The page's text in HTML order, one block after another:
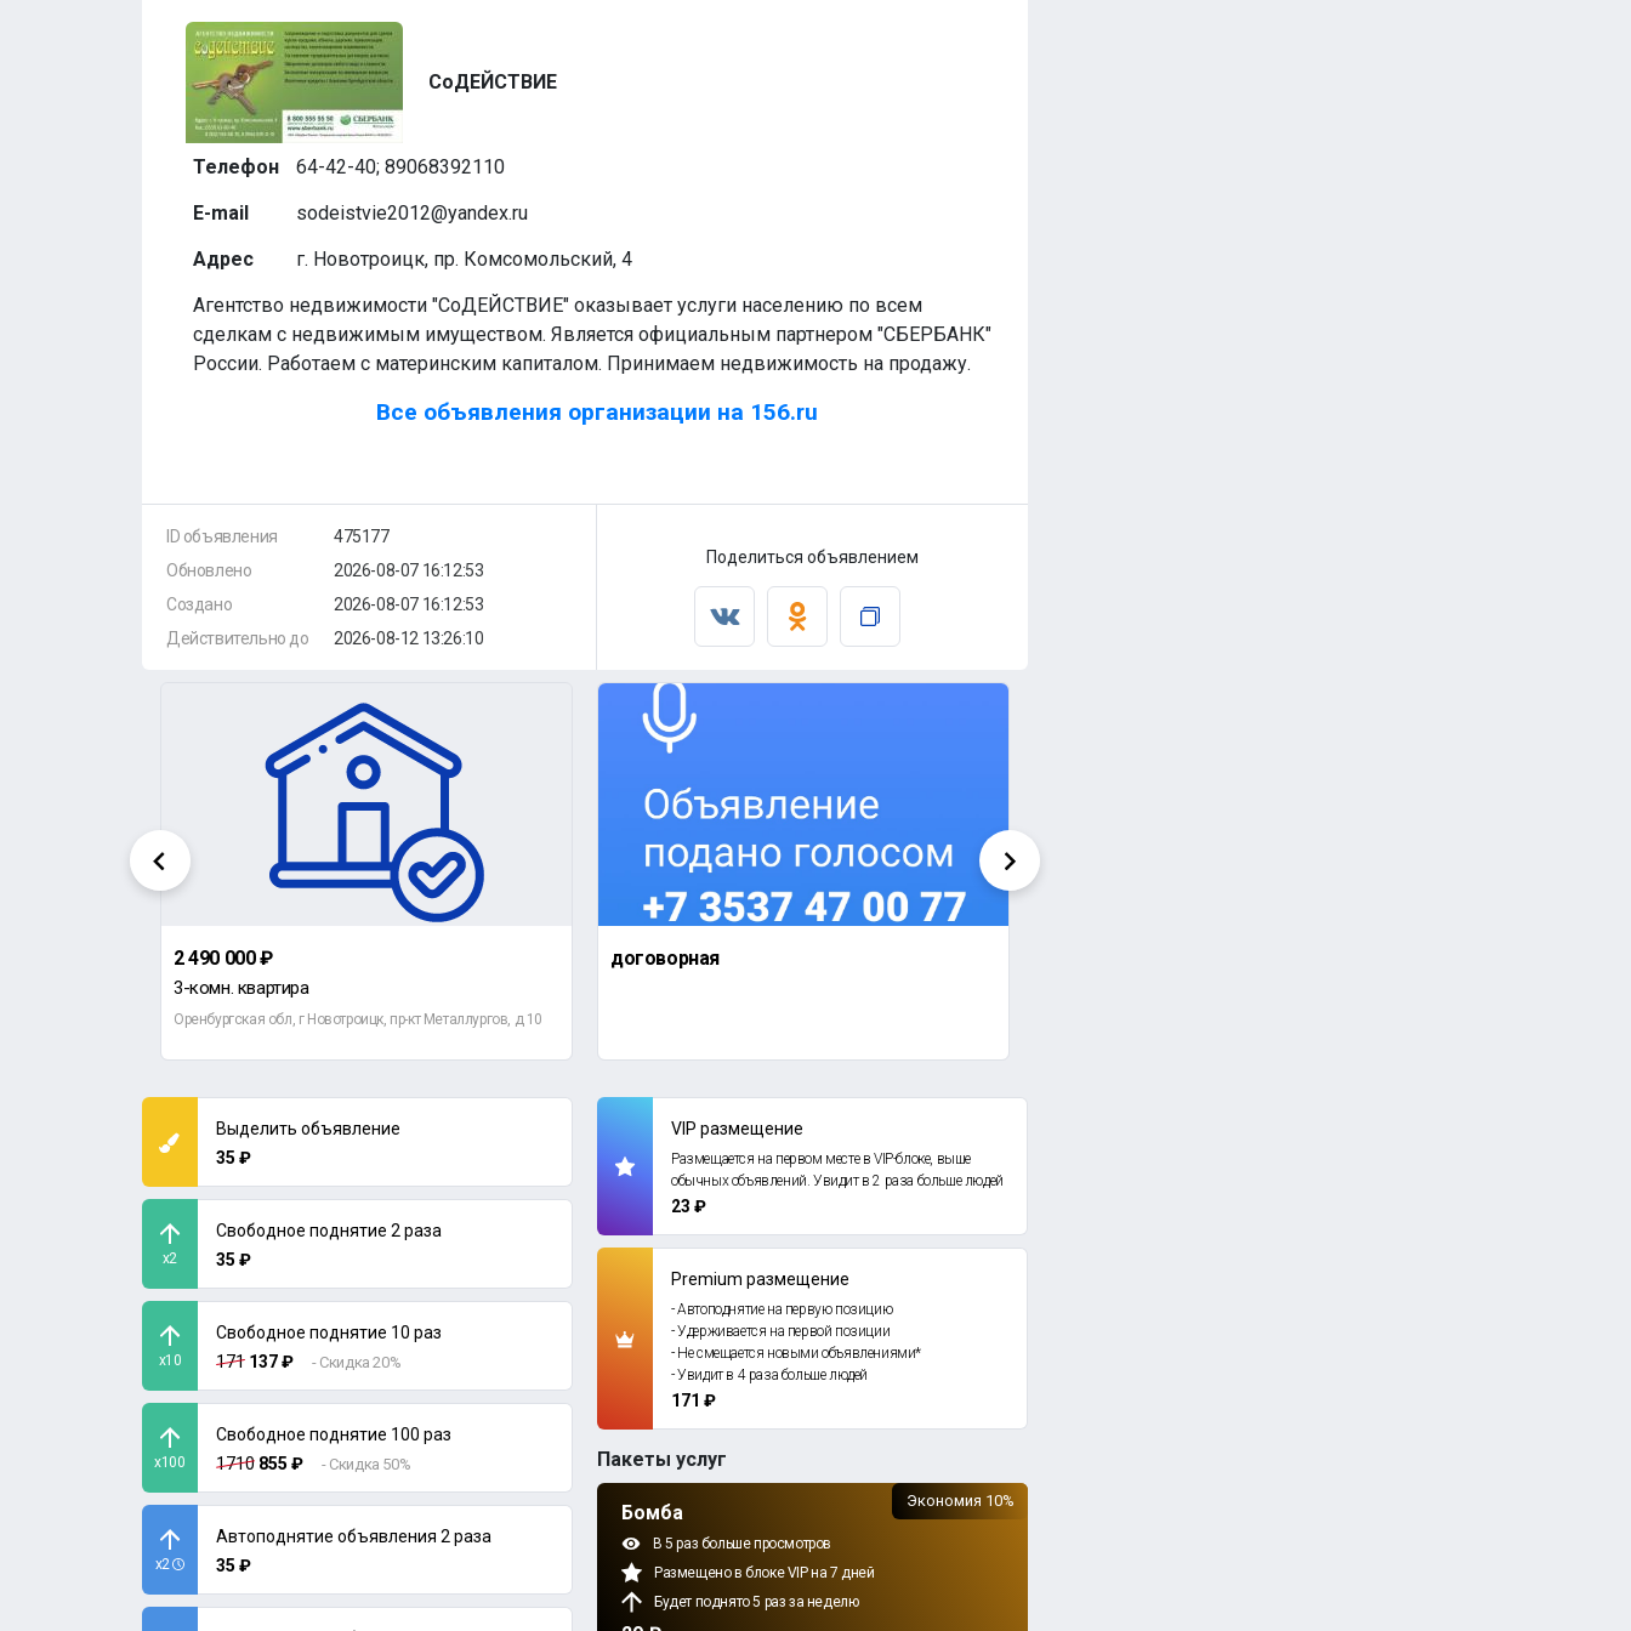
СоДЕЙСТВИЕ
Телефон
64-42-40; 89068392110
E-mail
sodeistvie2012@yandex.ru
Адрес
г. Новотроицк, пр. Комсомольский, 4
Агентство недвижимости "СоДЕЙСТВИЕ" оказывает услуги населению по всем
сделкам с недвижимым имуществом. Является официальным партнером "СБЕРБАНК"
России. Работаем с материнским капиталом. Принимаем недвижимость на продажу.
Все объявления организации на 156.ru
ID объявления
Обновлено
Создано
Действительно до
475177
2026-08-07 16:12:53
2026-08-07 16:12:53
2026-08-12 13:26:10
Поделиться объявлением
2 490 000 ₽
3-комн. квартира
Оренбургская обл, г Новотроицк, пр-кт Металлургов, д 10
договорная
Выделить объявление
35 ₽
x2
Свободное поднятие 2 раза
35 ₽
x10
Свободное поднятие 10 раз
171 137 ₽ - Скидка 20%
x100
Свободное поднятие 100 раз
1710 855 ₽ - Скидка 50%
x2
Автоподнятие объявления 2 раза
35 ₽
VIP размещение
Размещается на первом месте в VIP-блоке, выше
обычных объявлений. Увидит в 2 раза больше людей
23 ₽
Premium размещение
- Автоподнятие на первую позицию
- Удерживается на первой позиции
- Не смещается новыми объявлениями*
- Увидит в 4 раза больше людей
171 ₽
Пакеты услуг
Бомба
В 5 раз больше просмотров
Размещено в блоке VIP на 7 дней
Будет поднято 5 раз за неделю
Экономия 10%